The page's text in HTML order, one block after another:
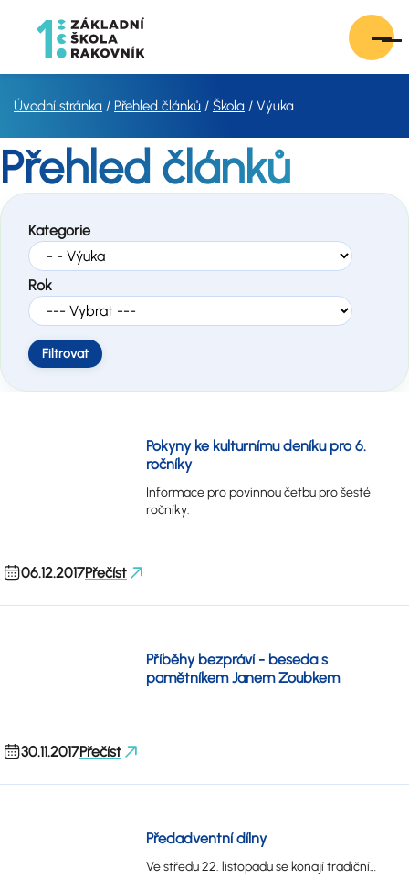
Úvodní stránka Přehled článků Škola Výuka
Přehled článků
Kategorie
Rok
Pokyny ke kulturnímu deníku pro 6.
ročníky
Informace pro povinnou četbu pro šesté
ročníky.
Přečíst
06.12.2017
Příběhy bezpráví - beseda s
pamětníkem Janem Zoubkem
Přečíst
30.11.2017
Předadventní dílny
Ve středu 22. listopadu se konají tradiční…